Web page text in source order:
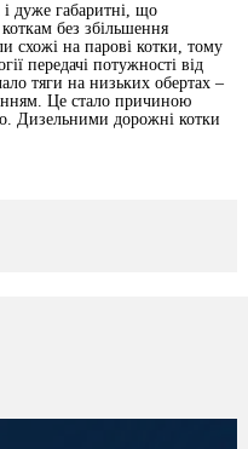
дуже габаритні, що
без збільшення
схожі на парові котки, тому
передачі потужності від
тяги на низьких обертах –
Це стало причиною
Дизельними дорожні котки